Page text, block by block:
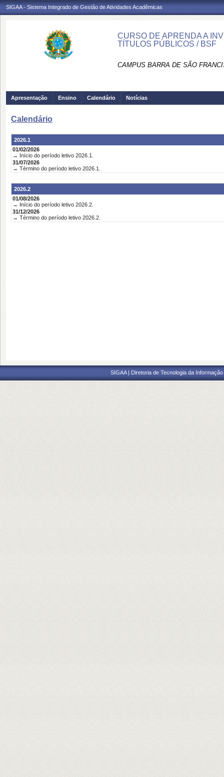
SIGAA - Sistema Integrado de Gestão de Atividades Acadêmicas
CURSO DE APRENDA A
TÍTULOS PÚBLICOS / BSF
CAMPUS BARRA DE SÃO
Apresentação Ensino Calendário Notícias
Calendário
2026.1
01/02/2026
→ Início do período letivo 2026.1.
31/07/2026
→ Término do período letivo 2026.1.
2026.2
01/08/2026
→ Início do período letivo 2026.2.
31/12/2026
→ Término do período letivo 2026.2.
SIGAA | Diretoria de Tecnologia da